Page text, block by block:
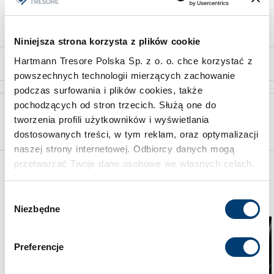
Niniejsza strona korzysta z plików cookie
Hartmann Tresore Polska Sp. z o. o. chce korzystać z
powszechnych technologii mierzących zachowanie
podczas surfowania i plików cookies, także
pochodzących od stron trzecich. Służą one do
tworzenia profili użytkowników i wyświetlania
dostosowanych treści, w tym reklam, oraz optymalizacji
naszej strony internetowej. Odbiorcy danych mogą
przetwarzać Twoje dane osobowe we własnych celach.
Używamy pewnych technologii w oparciu o równowagę
odrzucić i wycofać swoją zgodę w dowolnej chwili ze
zgody
Niezbędne
Preferencje
z 5
Wybór właściwego sejfu skonsultuj ze specjalistą
Skorzystaj z bezpłatnej wyceny
Może Cię jeszcze zainteresować